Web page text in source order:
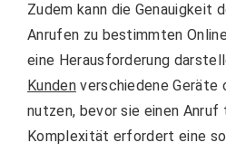
Zudem kann die Genauigkeit
Anrufen zu bestimmten
eine Herausforderung
Kundenverschiedene Geräte
nutzen, bevor sie einen Anruf
Komplexität erfordert eine